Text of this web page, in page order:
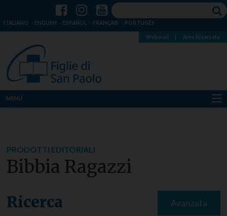
ITALIANO ENGLISH ESPAÑOL FRANÇAIS PORTUGÊS
Webmail Area Riservata
MENU
Notizie
PRODOTTI EDITORIALI
Bibbia Ragazzi
Ricerca Avanzata